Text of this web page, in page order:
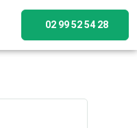
02 99 52 54 28